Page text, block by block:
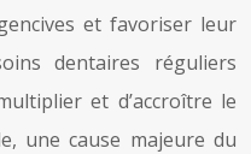
et favoriser leur
dentaires réguliers
et d’accroître le
une cause majeure du